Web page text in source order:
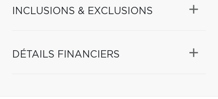
INCLUSIONS & EXCLUSIONS
DÉTAILS FINANCIERS